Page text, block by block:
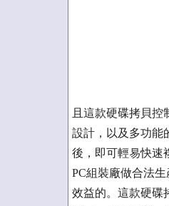
且這款硬碟拷貝
設計，以及多功能
後，即可輕易快速
PC組裝廠做合法
效益的。這款硬碟